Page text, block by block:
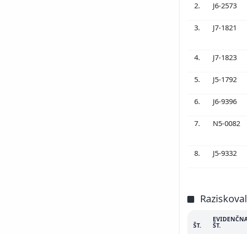
2. J6-2573
3. J7-1821
4. J7-1823
5. J5-1792
6. J6-9396
7. N5-0082
8. J5-9332
ŠT. ŠT.